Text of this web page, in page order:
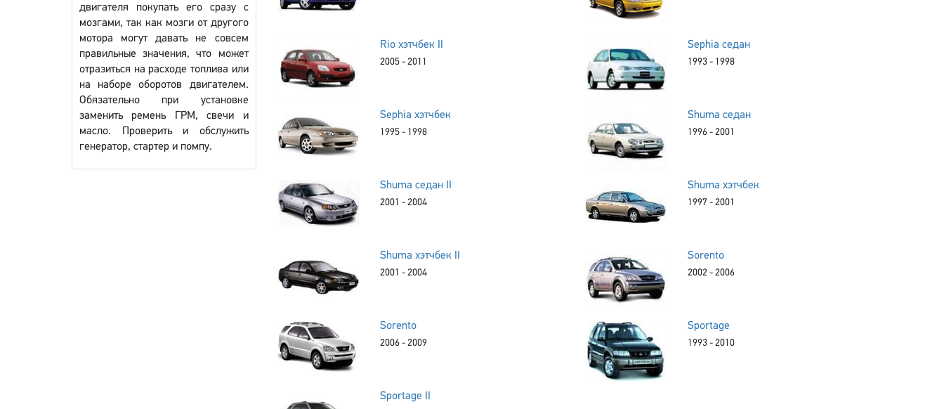
двигателя покупать его сразу с
мозгами, так как мозги от другого
мотора могут давать не совсем
правильные значения, что может
отразиться на расходе топлива или
на наборе оборотов двигателем.
Обязательно при установке
заменить ремень ГРМ, свечи и
масло. Проверить и обслужить
генератор, стартер и помпу.
Rio хэтчбек II
2005 - 2011
Sephia седан
1993 - 1998
Sephia хэтчбек
1995 - 1998
Shuma седан
1996 - 2001
Shuma седан II
2001 - 2004
Shuma хэтчбек
1997 - 2001
Shuma хэтчбек II
2001 - 2004
Sorento
2002 - 2006
Sorento
2006 - 2009
Sportage
1993 - 2010
Sportage II